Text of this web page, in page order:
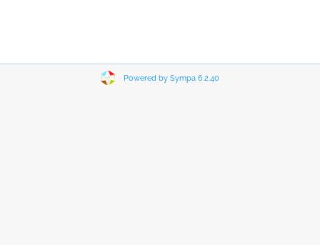
Powered by Sympa 6.2.40